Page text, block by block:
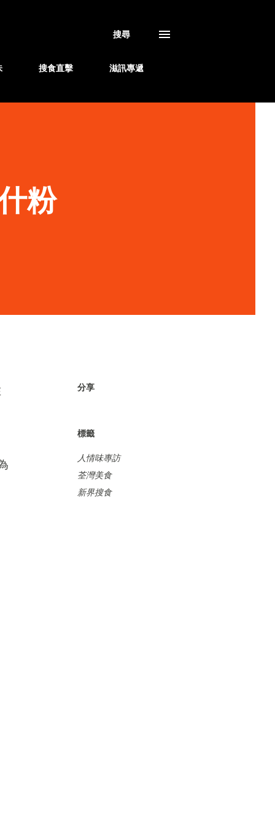
搜尋
搜食直擊 滋訊專遞
粉
分享
標籤
人情味專訪
荃灣美食
新界搜食